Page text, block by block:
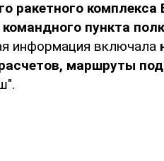
ракетного
пункта
информация включала
маршруты